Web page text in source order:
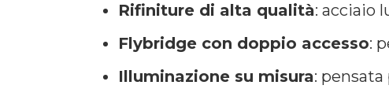
Rifiniture di alta qualità: acciaio
Flybridge con doppio accesso:
Illuminazione su misura: